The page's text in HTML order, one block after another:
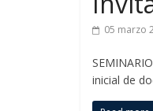
05 marzo
inicial de